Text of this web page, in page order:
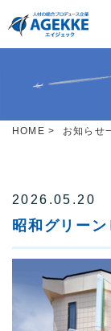
HOME > お知らせ
2026.05.20
昭和グリー